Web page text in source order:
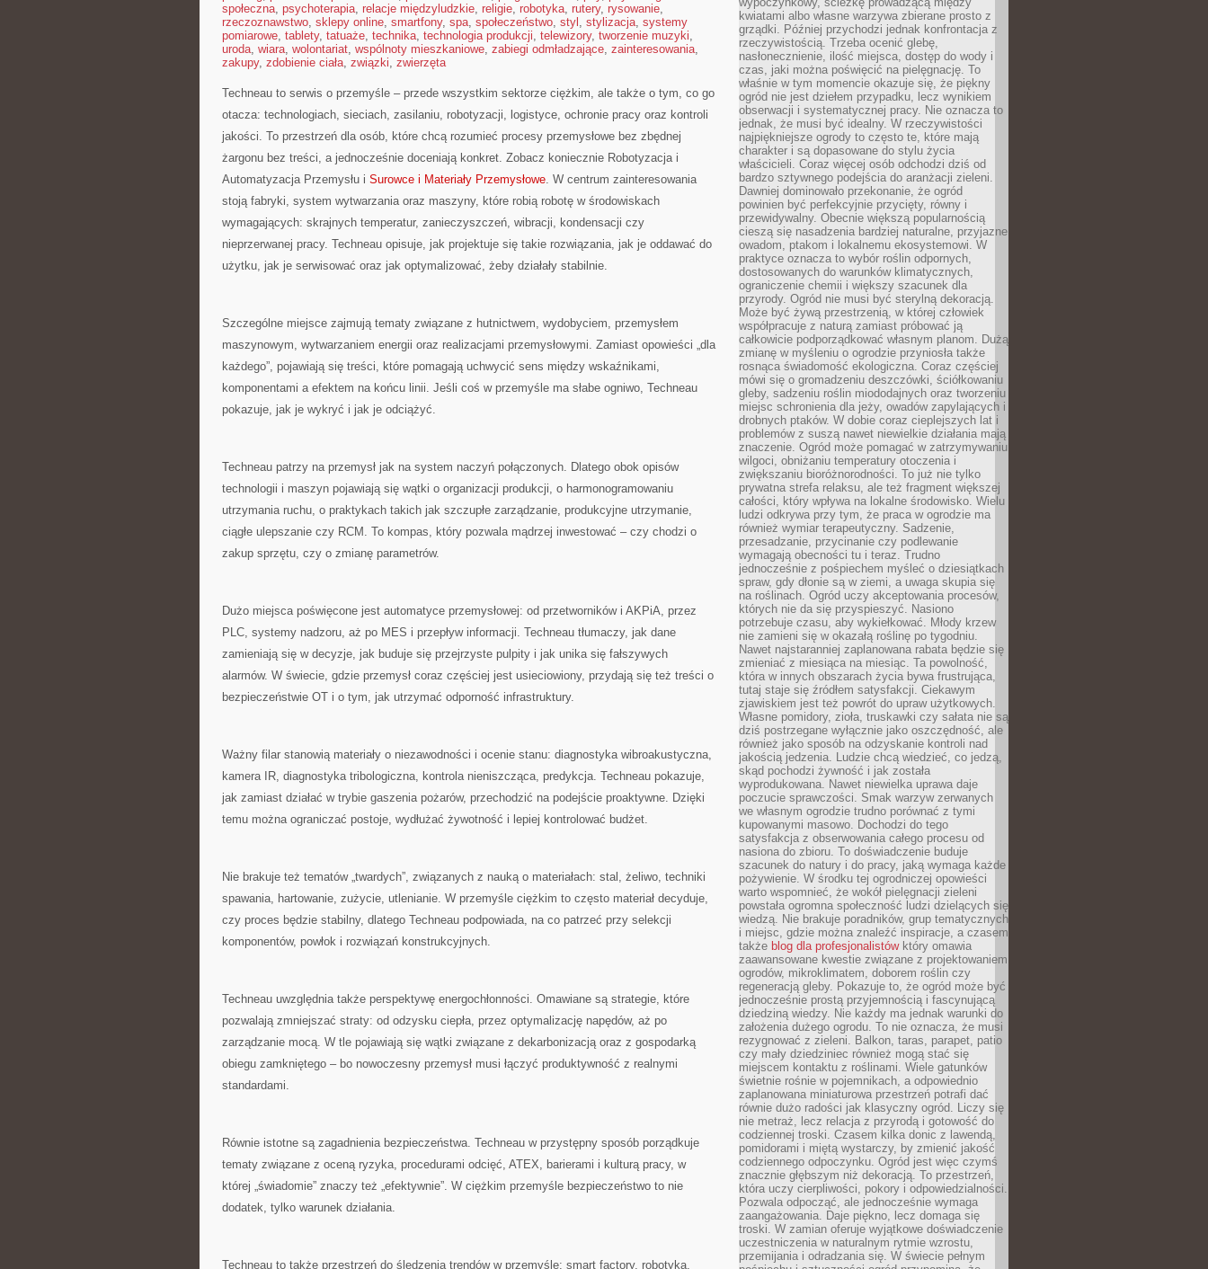
społeczna, psychoterapia, relacje międzyludzkie, religie, robotyka, rutery, rysowanie,
rzeczoznawstwo, sklepy online, smartfony, spa, społeczeństwo, styl , stylizacja, systemy
pomiarowe, tablety, tatuaże, technika, technologia produkcji, telewizory, tworzenie muzyki,
uroda, wiara, wolontariat, wspólnoty mieszkaniowe, zabiegi odmładzające, zainteresowania,
zakupy, zdobienie ciała, związki, zwierzęta
Techneau to serwis o przemyśle – przede wszystkim sektorze ciężkim, ale także o tym, co go
otacza: technologiach, sieciach, zasilaniu, robotyzacji, logistyce, ochronie pracy oraz kontroli
jakości. To przestrzeń dla osób, które chcą rozumieć procesy przemysłowe bez zbędnej
żargonu bez treści, a jednocześnie doceniają konkret. Zobacz koniecznie Robotyzacja i
Automatyzacja Przemysłu i Surowce i Materiały Przemysłowe. W centrum zainteresowania
stoją fabryki, system wytwarzania oraz maszyny, które robią robotę w środowiskach
wymagających: skrajnych temperatur, zanieczyszczeń, wibracji, kondensacji czy
nieprzerwanej pracy. Techneau opisuje, jak projektuje się takie rozwiązania, jak je oddawać do
użytku, jak je serwisować oraz jak optymalizować, żeby działały stabilnie.
Szczególne miejsce zajmują tematy związane z hutnictwem, wydobyciem, przemysłem
maszynowym, wytwarzaniem energii oraz realizacjami przemysłowymi. Zamiast opowieści „dla
każdego”, pojawiają się treści, które pomagają uchwycić sens między wskaźnikami,
komponentami a efektem na końcu linii. Jeśli coś w przemyśle ma słabe ogniwo, Techneau
pokazuje, jak je wykryć i jak je odciążyć.
Techneau patrzy na przemysł jak na system naczyń połączonych. Dlatego obok opisów
technologii i maszyn pojawiają się wątki o organizacji produkcji, o harmonogramowaniu
utrzymania ruchu, o praktykach takich jak szczupłe zarządzanie, produkcyjne utrzymanie,
ciągłe ulepszanie czy RCM. To kompas, który pozwala mądrzej inwestować – czy chodzi o
zakup sprzętu, czy o zmianę parametrów.
Dużo miejsca poświęcone jest automatyce przemysłowej: od przetworników i AKPiA, przez
PLC, systemy nadzoru, aż po MES i przepływ informacji. Techneau tłumaczy, jak dane
zamieniają się w decyzje, jak buduje się przejrzyste pulpity i jak unika się fałszywych
alarmów. W świecie, gdzie przemysł coraz częściej jest usieciowiony, przydają się też treści o
bezpieczeństwie OT i o tym, jak utrzymać odporność infrastruktury.
Ważny filar stanowią materiały o niezawodności i ocenie stanu: diagnostyka wibroakustyczna,
kamera IR, diagnostyka tribologiczna, kontrola nieniszcząca, predykcja. Techneau pokazuje,
jak zamiast działać w trybie gaszenia pożarów, przechodzić na podejście proaktywne. Dzięki
temu można ograniczać postoje, wydłużać żywotność i lepiej kontrolować budżet.
Nie brakuje też tematów „twardych”, związanych z nauką o materiałach: stal, żeliwo, techniki
spawania, hartowanie, zużycie, utlenianie. W przemyśle ciężkim to często materiał decyduje,
czy proces będzie stabilny, dlatego Techneau podpowiada, na co patrzeć przy selekcji
komponentów, powłok i rozwiązań konstrukcyjnych.
Techneau uwzględnia także perspektywę energochłonności. Omawiane są strategie, które
pozwalają zmniejszać straty: od odzysku ciepła, przez optymalizację napędów, aż po
zarządzanie mocą. W tle pojawiają się wątki związane z dekarbonizacją oraz z gospodarką
obiegu zamkniętego – bo nowoczesny przemysł musi łączyć produktywność z realnymi
standardami.
Równie istotne są zagadnienia bezpieczeństwa. Techneau w przystępny sposób porządkuje
tematy związane z oceną ryzyka, procedurami odcięć, ATEX, barierami i kulturą pracy, w
której „świadomie” znaczy też „efektywnie”. W ciężkim przemyśle bezpieczeństwo to nie
dodatek, tylko warunek działania.
Techneau to także przestrzeń do śledzenia trendów w przemyśle: smart factory, robotyka,
kwiatami albo własne warzywa zbierane prosto z
grządki. Później przychodzi jednak konfrontacja z
rzeczywistością. Trzeba ocenić glebę,
nasłonecznienie, ilość miejsca, dostęp do wody i
czas, jaki można poświęcić na pielęgnację. To
właśnie w tym momencie okazuje się, że piękny
ogród nie jest dziełem przypadku, lecz wynikiem
obserwacji i systematycznej pracy. Nie oznacza to
jednak, że musi być idealny. W rzeczywistości
najpiękniejsze ogrody to często te, które mają
charakter i są dopasowane do stylu życia
właścicieli. Coraz więcej osób odchodzi dziś od
bardzo sztywnego podejścia do aranżacji zieleni.
Dawniej dominowało przekonanie, że ogród
powinien być perfekcyjnie przycięty, równy i
przewidywalny. Obecnie większą popularnością
cieszą się nasadzenia bardziej naturalne, przyjazne
owadom, ptakom i lokalnemu ekosystemowi. W
praktyce oznacza to wybór roślin odpornych,
dostosowanych do warunków klimatycznych,
ograniczenie chemii i większy szacunek dla
przyrody. Ogród nie musi być sterylną dekoracją.
Może być żywą przestrzenią, w której człowiek
współpracuje z naturą zamiast próbować ją
całkowicie podporządkować własnym planom. Dużą
zmianę w myśleniu o ogrodzie przyniosła także
rosnąca świadomość ekologiczna. Coraz częściej
mówi się o gromadzeniu deszczówki, ściółkowaniu
gleby, sadzeniu roślin miododajnych oraz tworzeniu
miejsc schronienia dla jeży, owadów zapylających i
drobnych ptaków. W dobie coraz cieplejszych lat i
problemów z suszą nawet niewielkie działania mają
znaczenie. Ogród może pomagać w zatrzymywaniu
wilgoci, obniżaniu temperatury otoczenia i
zwiększaniu bioróżnorodności. To już nie tylko
prywatna strefa relaksu, ale też fragment większej
całości, który wpływa na lokalne środowisko. Wielu
ludzi odkrywa przy tym, że praca w ogrodzie ma
również wymiar terapeutyczny. Sadzenie,
przesadzanie, przycinanie czy podlewanie
wymagają obecności tu i teraz. Trudno
jednocześnie z pośpiechem myśleć o dziesiątkach
spraw, gdy dłonie są w ziemi, a uwaga skupia się
na roślinach. Ogród uczy akceptowania procesów,
których nie da się przyspieszyć. Nasiono
potrzebuje czasu, aby wykiełkować. Młody krzew
nie zamieni się w okazałą roślinę po tygodniu.
Nawet najstaranniej zaplanowana rabata będzie się
zmieniać z miesiąca na miesiąc. Ta powolność,
która w innych obszarach życia bywa frustrująca,
tutaj staje się źródłem satysfakcji. Ciekawym
zjawiskiem jest też powrót do upraw użytkowych.
Własne pomidory, zioła, truskawki czy sałata nie są
dziś postrzegane wyłącznie jako oszczędność, ale
również jako sposób na odzyskanie kontroli nad
jakością jedzenia. Ludzie chcą wiedzieć, co jedzą,
skąd pochodzi żywność i jak została
wyprodukowana. Nawet niewielka uprawa daje
poczucie sprawczości. Smak warzyw zerwanych
we własnym ogrodzie trudno porównać z tymi
kupowanymi masowo. Dochodzi do tego
satysfakcja z obserwowania całego procesu od
nasiona do zbioru. To doświadczenie buduje
szacunek do natury i do pracy, jaką wymaga każde
pożywienie. W środku tej ogrodniczej opowieści
warto wspomnieć, że wokół pielęgnacji zieleni
powstała ogromna społeczność ludzi dzielących się
wiedzą. Nie brakuje poradników, grup tematycznych
i miejsc, gdzie można znaleźć inspiracje, a czasem
także blog dla profesjonalistówktóry omawia
zaawansowane kwestie związane z projektowaniem
ogrodów, mikroklimatem, doborem roślin czy
regeneracją gleby. Pokazuje to, że ogród może być
jednocześnie prostą przyjemnością i fascynującą
dziedziną wiedzy. Nie każdy ma jednak warunki do
założenia dużego ogrodu. To nie oznacza, że musi
rezygnować z zieleni. Balkon, taras, parapet, patio
czy mały dziedziniec również mogą stać się
miejscem kontaktu z roślinami. Wiele gatunków
świetnie rośnie w pojemnikach, a odpowiednio
zaplanowana miniaturowa przestrzeń potrafi dać
równie dużo radości jak klasyczny ogród. Liczy się
nie metraż, lecz relacja z przyrodą i gotowość do
codziennej troski. Czasem kilka donic z lawendą,
pomidorami i miętą wystarczy, by zmienić jakość
codziennego odpoczynku. Ogród jest więc czymś
znacznie głębszym niż dekoracją. To przestrzeń,
która uczy cierpliwości, pokory i odpowiedzialności.
Pozwala odpocząć, ale jednocześnie wymaga
zaangażowania. Daje piękno, lecz domaga się
troski. W zamian oferuje wyjątkowe doświadczenie
uczestniczenia w naturalnym rytmie wzrostu,
przemijania i odradzania się. W świecie pełnym